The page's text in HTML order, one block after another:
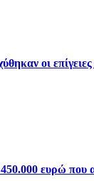
οι
ευρώ που